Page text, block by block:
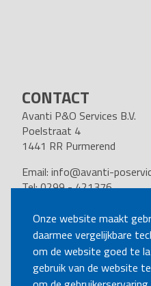
Onze website maakt
daarmee vergelijkbare
om de website goed te
gebruik van de website
CONTACT
Avanti P&O Services B.V.
Poelstraat 4
1441 RR Purmerend
Email: info@avanti-
Tel: 0299 - 421376
Kvk nummer: 37140121
VOLG ONS